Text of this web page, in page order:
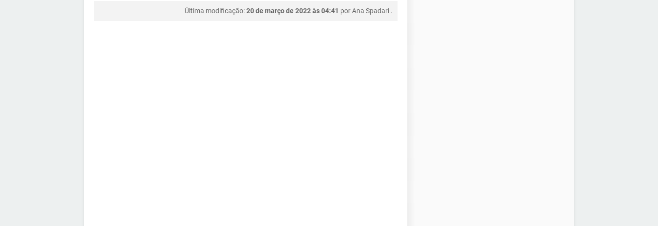
Última modificação:20 de março de 2022 às 04:41 porAna Spadari .